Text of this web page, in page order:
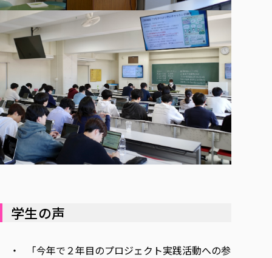
学生の声
「今年で２年目のプロジェクト実践活動への参